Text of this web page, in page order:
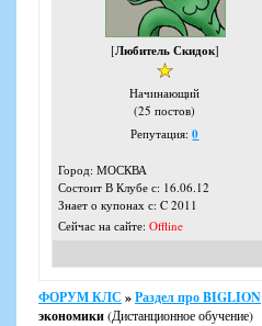
[Любитель Скидок]
Начинающий
(25 постов)
Репутация:0
Город: МОСКВА
Состоит В Клубе с: 16.06.12
Знает о купонах с: C 2011
Сейчас на сайте: Offline
ФОРУМ КЛС »Раздел про BIGLION
экономики(Дистанционное обучение)